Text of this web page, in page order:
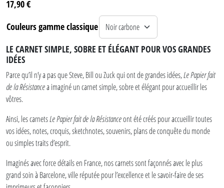
17,90 €
Couleurs gamme classique
LE CARNET SIMPLE, SOBRE ET ÉLÉGANT POUR VOS GRANDES
IDÉES
Parce qu’il n’y a pas que Steve, Bill ou Zuck qui ont de grandes idées,Le Papier fait
de la Résistancea imaginé un carnet simple, sobre et élégant pour accueillir les
vôtres.
Ainsi, les carnetsLe Papier fait de la Résistanceont été créés pour accueillir toutes
vos idées, notes, croquis, sketchnotes, souvenirs, plans de conquête du monde
ou simples traits d’esprit.
Imaginés avec force détails en France, nos carnets sont façonnés avec le plus
grand soin à Barcelone, ville réputée pour l’excellence et le savoir-faire de ses